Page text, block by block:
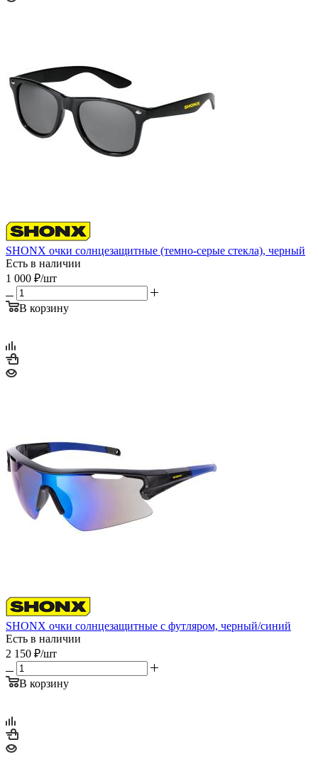
SHONX очки солнцезащитные (темно-серые стекла), черный
Есть в наличии
1 000 ₽/шт
В корзину
SHONX очки солнцезащитные с футляром, черный/синий
Есть в наличии
2 150 ₽/шт
В корзину